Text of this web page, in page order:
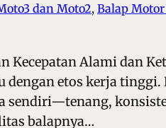
dan Moto2, Balap
Kecepatan Alami dan
dengan etos kerja
sendiri—tenang,
balapnya…